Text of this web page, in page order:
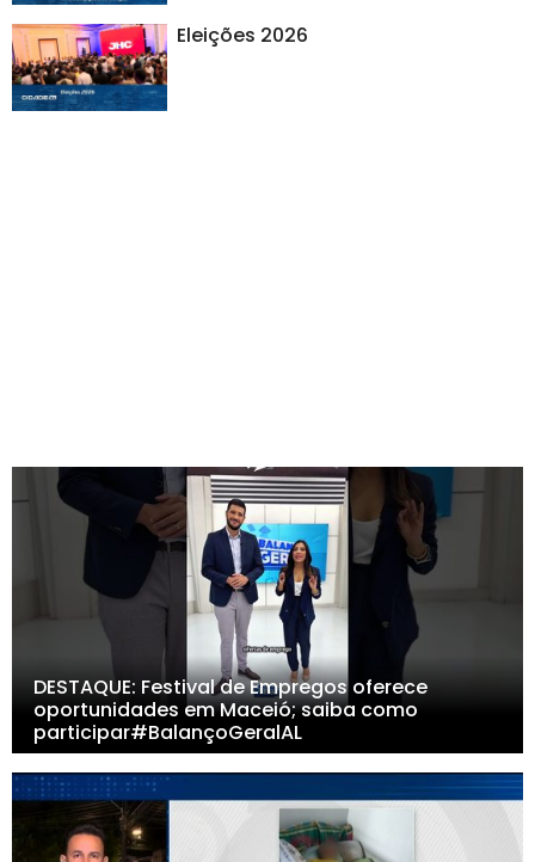
Eleições 2026
DESTAQUE: Festival de Empregos oferece
oportunidades em Maceió; saiba como
participar#BalançoGeralAL